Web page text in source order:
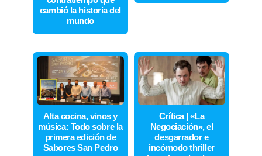
cambió la historia del
mundo
Alta cocina, vinos y
música: Todo sobre la
primera edición de
Sabores San Pedro
Crítica | «La
Negociación», el
desgarrador e
incómodo thriller